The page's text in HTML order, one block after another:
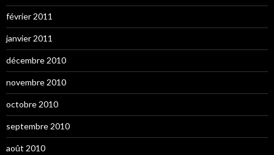
février 2011
janvier 2011
décembre 2010
novembre 2010
octobre 2010
septembre 2010
août 2010